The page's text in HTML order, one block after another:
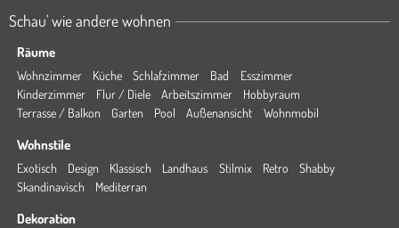
Schau' wie andere wohnen
Räume
Wohnzimmer Küche Schlafzimmer Bad
Esszimmer
Kinderzimmer
Flur / Diele Arbeitszimmer
Hobbyraum
Terrasse / Balkon
Garten Pool Außenansicht Wohnmobil
Wohnstile
Exotisch Design Klassisch Landhaus Stilmix Retro
Shabby
Skandinavisch
Mediterran
Dekoration